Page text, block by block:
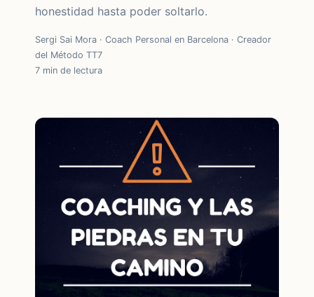
honestidad hasta poder soltarlo.
Sergi Sai Mora · Coach Personal en Barcelona · Creador
del Método TT7
7 min de lectura